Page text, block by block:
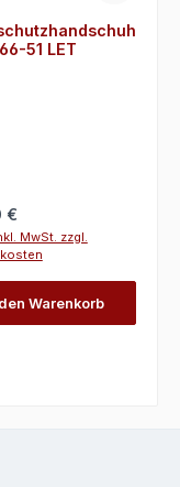
51 LET
Preis:
€
MwSt. zzgl.
Warenkorb